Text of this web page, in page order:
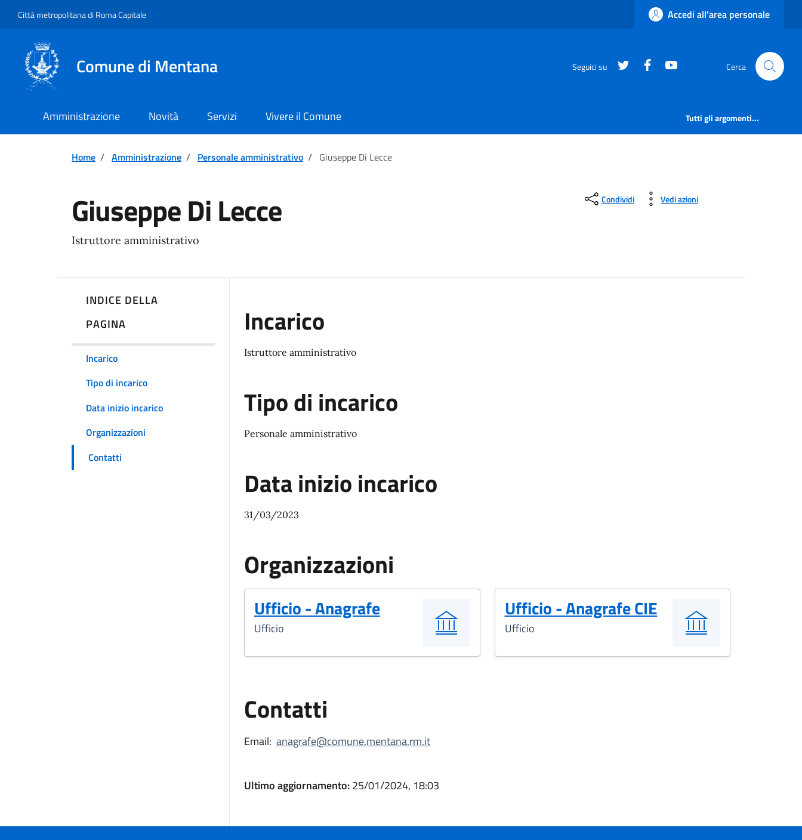
Città metropolitana di Roma Capitale Accedi all'area personale
Comune di Mentana Seguici su https://twitter.com/comunementana
https://www.facebook.com/
http://www.youtube.com/
Cerca
Amministrazione Novità Servizi Vivere il Comune Tutti gli argomenti...
Home / Amministrazione / Personale amministrativo / Giuseppe Di Lecce
Giuseppe Di Lecce
Istruttore amministrativo
Condividi Vedi azioni
INDICE DELLA
PAGINA
Incarico
Tipo di incarico
Data inizio incarico
Organizzazioni
Contatti
Incarico
Istruttore amministrativo
Tipo di incarico
Personale amministrativo
Data inizio incarico
31/03/2023
Organizzazioni
Ufficio - Anagrafe
Ufficio
Ufficio - Anagrafe CIE
Ufficio
Contatti
Email: anagrafe@comune.mentana.rm.it
Ultimo aggiornamento:25/01/2024, 18:03